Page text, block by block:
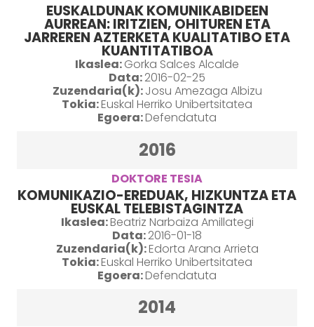
EUSKALDUNAK KOMUNIKABIDEEN
AURREAN: IRITZIEN, OHITUREN ETA
JARREREN AZTERKETA KUALITATIBO ETA
KUANTITATIBOA
Ikaslea:Gorka Salces Alcalde
Data:2016-02-25
Zuzendaria(k):Josu Amezaga Albizu
Tokia:Euskal Herriko Unibertsitatea
Egoera:Defendatuta
2016
DOKTORE TESIA
KOMUNIKAZIO-EREDUAK, HIZKUNTZA ETA
EUSKAL TELEBISTAGINTZA
Ikaslea:Beatriz Narbaiza Amillategi
Data:2016-01-18
Zuzendaria(k):Edorta Arana Arrieta
Tokia:Euskal Herriko Unibertsitatea
Egoera:Defendatuta
2014